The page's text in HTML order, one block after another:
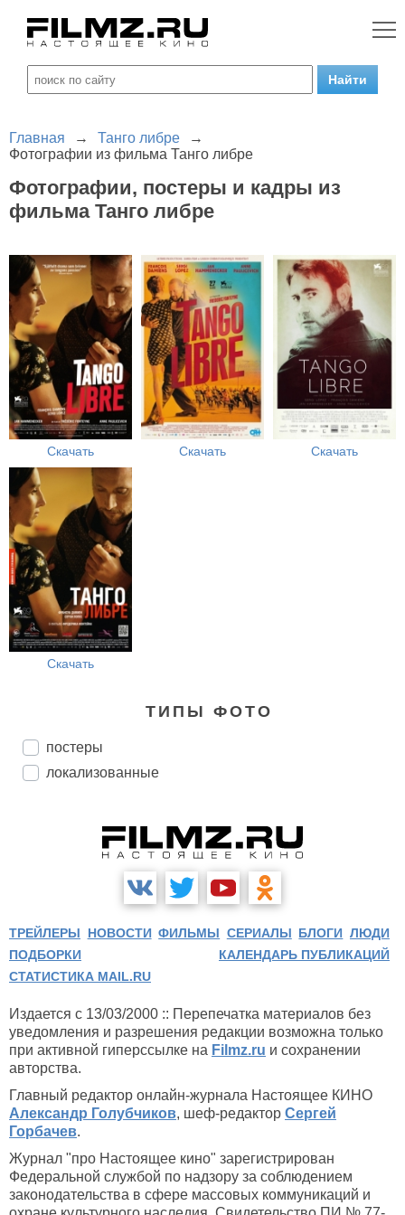
Главная → Танго либре
→
Фотографии из фильма Танго либре
Фотографии, постеры и кадры из
фильма Танго либре
Скачать Скачать Скачать
Скачать
ТИПЫ ФОТО
постеры
локализованные
ТРЕЙЛЕРЫ НОВОСТИ ФИЛЬМЫ СЕРИАЛЫ БЛОГИ ЛЮДИ
ПОДБОРКИ
КАЛЕНДАРЬ ПУБЛИКАЦИЙ
СТАТИСТИКА MAIL.RU
Издается с 13/03/2000 :: Перепечатка материалов без
уведомления и разрешения редакции возможна только
при активной гиперссылке на Filmz.ru и сохранении
авторства.
Главный редактор онлайн-журнала Настоящее КИНО
Александр Голубчиков, шеф-редактор Сергей
Горбачев.
Журнал "про Настоящее кино" зарегистрирован
Федеральной службой по надзору за соблюдением
законодательства в сфере массовых коммуникаций и